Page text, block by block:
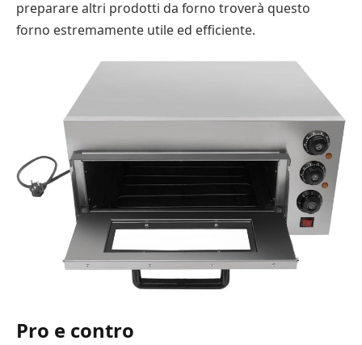
preparare altri prodotti da forno troverà questo
forno estremamente utile ed efficiente.
Pro e contro